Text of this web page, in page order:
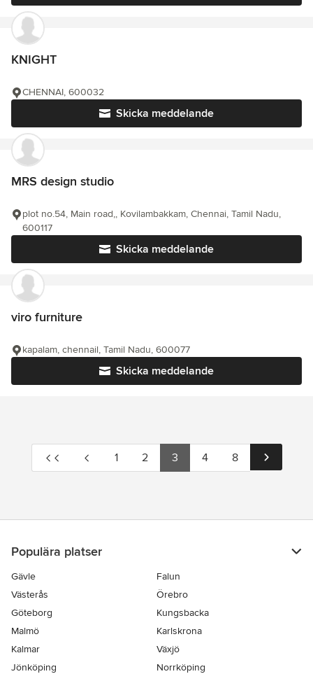
KNIGHT
Skicka meddelande
CHENNAI, 600032
MRS design studio
Skicka meddelande
plot no.54, Main road,, Kovilambakkam, Chennai, Tamil Nadu,
600117
viro furniture
Skicka meddelande
kapalam, chennail, Tamil Nadu, 600077
1 2 3 4 8
Populära platser
Gävle
Falun
Västerås
Örebro
Göteborg
Kungsbacka
Malmö
Karlskrona
Kalmar
Växjö
Jönköping
Norrköping